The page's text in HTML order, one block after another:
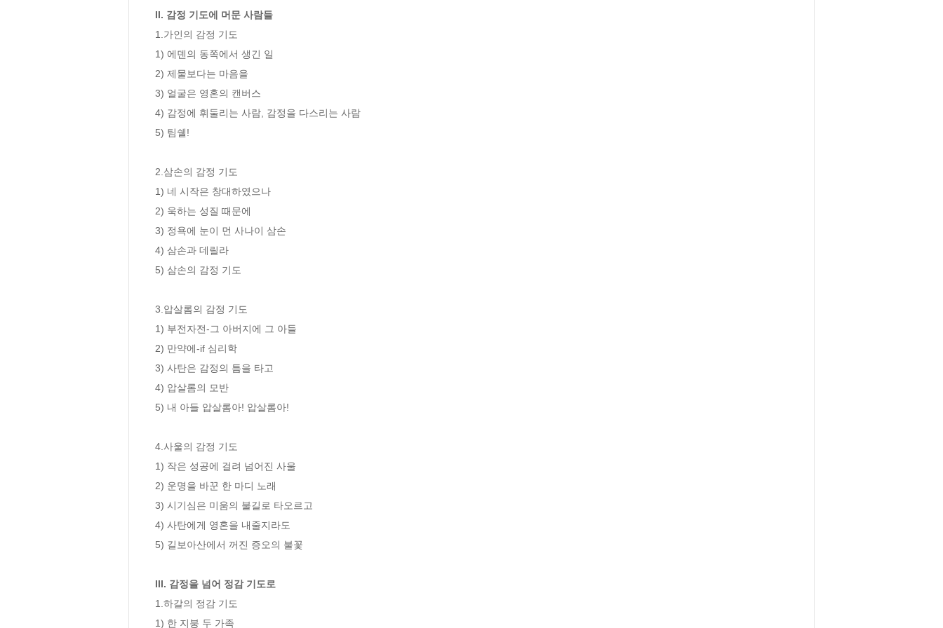
II. 감정 기도에 머문 사람들
1.가인의 감정 기도
1) 에덴의 동쪽에서 생긴 일
2) 제물보다는 마음을
3) 얼굴은 영혼의 캔버스
4) 감정에 휘둘리는 사람, 감정을 다스리는 사람
5) 팀쉘!
2.삼손의 감정 기도
1) 네 시작은 창대하였으나
2) 욱하는 성질 때문에
3) 정욕에 눈이 먼 사나이 삼손
4) 삼손과 데릴라
5) 삼손의 감정 기도
3.압살롬의 감정 기도
1) 부전자전-그 아버지에 그 아들
2) 만약에-if 심리학
3) 사탄은 감정의 틈을 타고
4) 압살롬의 모반
5) 내 아들 압살롬아! 압살롬아!
4.사울의 감정 기도
1) 작은 성공에 걸려 넘어진 사울
2) 운명을 바꾼 한 마디 노래
3) 시기심은 미움의 불길로 타오르고
4) 사탄에게 영혼을 내줄지라도
5) 길보아산에서 꺼진 증오의 불꽃
III. 감정을 넘어 정감 기도로
1.하갈의 정감 기도
1) 한 지붕 두 가족